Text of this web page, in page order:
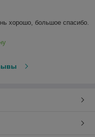
хорошо, большое спасибо.